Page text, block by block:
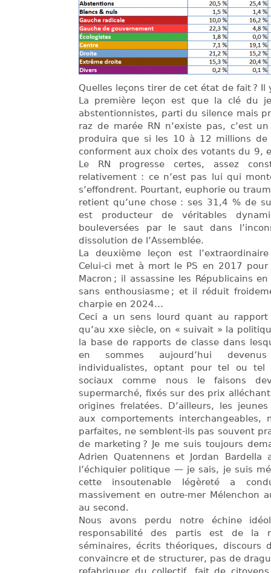
Quelles leçons tirer de cet état de fait ?
La première leçon est que la clé du
abstentionnistes, parti du silence mais
raz de marée RN n’existe pas, c’est
produira que si les 10 à 12 millions
conforment aux choix des votants du 9,
Le RN progresse certes, assez
relativement : ce n’est pas lui qui
s’effondrent. Pourtant, euphorie ou
retient qu’une chose : ses 31,4 % de
est producteur de véritables
bouleversées par le saut dans
dissolution de l’Assemblée.
La deuxième leçon est
Celui-ci met à mort le PS en 2017
Macron ; il assassine les Républicains
sans enthousiasme ; et il réduit
charpie en 2024…
Ceci a un sens lourd quant au
qu’au xxe siècle, on « suivait » la
la base de rapports de classe dans
en sommes aujourd’hui
individualistes, optant pour tel ou tel
sociaux comme nous le faisons
supermarché, fixés sur des prix
origines frelatées. D’ailleurs, les
aux comportements interchangeables,
parfaites, ne semblent-ils pas souvent
de marketing ? Je me suis toujours
Adrien Quatennens et Jordan Bardella
l’échiquier politique — je sais, je suis
cette insoutenable légèreté a
massivement en outre-mer Mélenchon
au second.
Nous avons perdu notre échine
responsabilité des partis est de la
séminaires, écrits théoriques,
convaincre et de structurer, pas de
refabriquer du collectif, fait de